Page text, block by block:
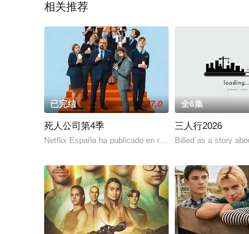
相关推荐
已完结 7.0
死人公司第4季
Netflix España ha publicado en redes sociales una fo
全6集
三人行2026
Billed as a story